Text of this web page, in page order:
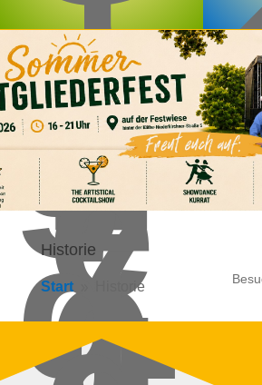
5
7
7
w
g-
e
g.
Historie
Start Historie